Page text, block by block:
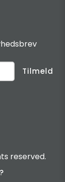
Tilmeld
reserved.